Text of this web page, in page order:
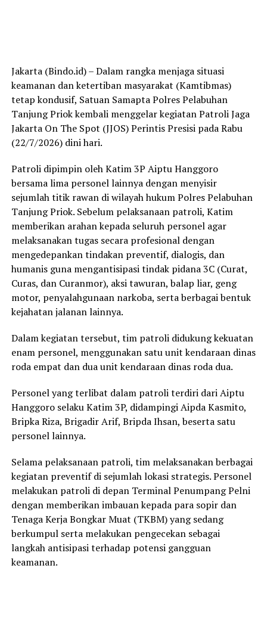
Jakarta (Bindo.id) – Dalam rangka menjaga situasi
keamanan dan ketertiban masyarakat (Kamtibmas)
tetap kondusif, Satuan Samapta Polres Pelabuhan
Tanjung Priok kembali menggelar kegiatan Patroli Jaga
Jakarta On The Spot (JJOS) Perintis Presisi pada Rabu
(22/7/2026) dini hari.
Patroli dipimpin oleh Katim 3P Aiptu Hanggoro
bersama lima personel lainnya dengan menyisir
sejumlah titik rawan di wilayah hukum Polres Pelabuhan
Tanjung Priok. Sebelum pelaksanaan patroli, Katim
memberikan arahan kepada seluruh personel agar
melaksanakan tugas secara profesional dengan
mengedepankan tindakan preventif, dialogis, dan
humanis guna mengantisipasi tindak pidana 3C (Curat,
Curas, dan Curanmor), aksi tawuran, balap liar, geng
motor, penyalahgunaan narkoba, serta berbagai bentuk
kejahatan jalanan lainnya.
Dalam kegiatan tersebut, tim patroli didukung kekuatan
enam personel, menggunakan satu unit kendaraan dinas
roda empat dan dua unit kendaraan dinas roda dua.
Personel yang terlibat dalam patroli terdiri dari Aiptu
Hanggoro selaku Katim 3P, didampingi Aipda Kasmito,
Bripka Riza, Brigadir Arif, Bripda Ihsan, beserta satu
personel lainnya.
Selama pelaksanaan patroli, tim melaksanakan berbagai
kegiatan preventif di sejumlah lokasi strategis. Personel
melakukan patroli di depan Terminal Penumpang Pelni
dengan memberikan imbauan kepada para sopir dan
Tenaga Kerja Bongkar Muat (TKBM) yang sedang
berkumpul serta melakukan pengecekan sebagai
langkah antisipasi terhadap potensi gangguan
keamanan.